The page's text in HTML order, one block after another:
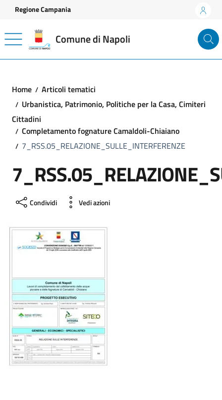
Vai ai contenuti
Vai al footer
Regione Campania
Comune di Napoli
Home
Articoli tematici
Urbanistica, Patrimonio, Politiche per la Casa, Cimiteri
Cittadini
Completamento fognature Camaldoli-Chiaiano
7_RSS.05_RELAZIONE_SULLE_INTERFERENZE
Condividi Vedi azioni